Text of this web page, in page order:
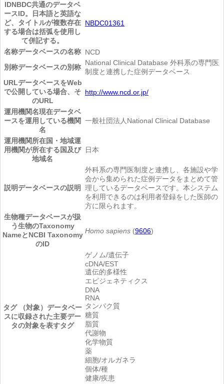
IDNBDC共通のデータベ
ースID。日本語と英語な
ど、タイトルが複数存在
する場合は括弧を使用し
て併記する。
NBDC01361
名称データベースの名称 NCD
別称データベースの別称
National Clinical Database 外科系の専門医
制度と連携した症例データベース
URLデータベースをWeb
で公開している場合、そ
のURL
http://www.ncd.or.jp/
運用機関名現在データベ
ースを運用している機関
名
一般社団法人National Clinical Database
運用機関所在国・地域運
用機関が所在する国及び
地域名
日本
説明データベースの説明
外科系の専門医制度と連携し、各施設や学
会から集められた症例データをまとめて管
理しているデータベースです。本システム
を利用できるのは利用者登録をした医師の
方に限られます。
生物種データベースが扱
う生物のTaxonomy
NameとNCBI Taxonomy
のID
Homo sapiens (9606)
タグ （対象） データベー
スに収録された主要デー
タの対象を表すタグ
ゲノム/遺伝子
cDNA/EST
遺伝的多様性
エピジェネティクス
DNA
RNA
タンパク質
糖質
脂質
代謝物
化学物質
薬
細胞/オルガネラ
個体/種
健康/疾患